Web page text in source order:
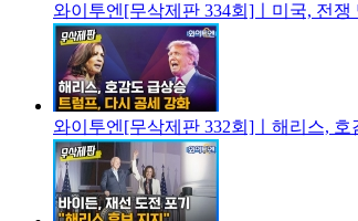
와이투엔[무삭제판 334회]ㅣ미국, 전쟁
와이투엔[무삭제판 332회]ㅣ해리스,